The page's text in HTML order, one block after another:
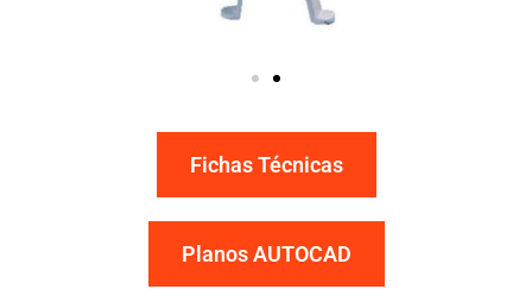
Fichas Técnicas
Planos AUTOCAD